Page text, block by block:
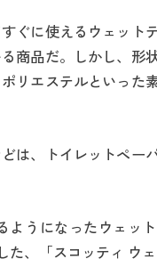
ぐに使えるウェット
商品だ。しかし、形
リエステルといった
は、トイレットペー
うになったウェッ
、「スコッティ ウ